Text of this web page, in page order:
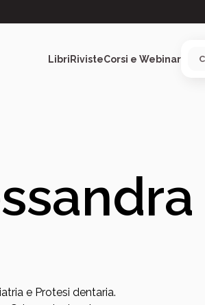
LibriRivisteCorsi e Webinar
e Protesi dentaria.